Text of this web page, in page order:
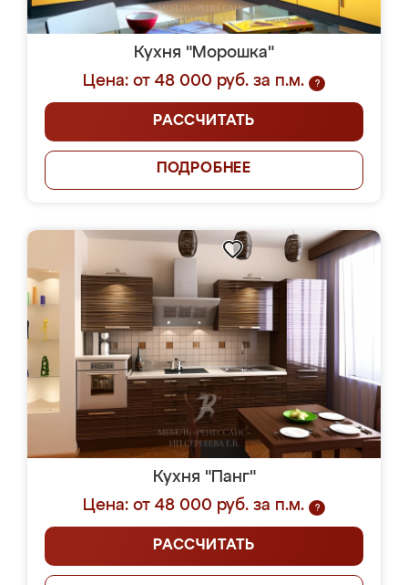
Кухня "Морошка"
Цена: от 48 000 руб. за п.м.
?
РАССЧИТАТЬ
ПОДРОБНЕЕ
Кухня "Панг"
Цена: от 48 000 руб. за п.м.
?
РАССЧИТАТЬ